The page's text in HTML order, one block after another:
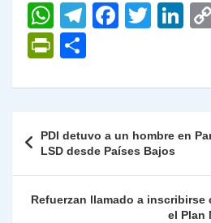
W
h
at
s
p
p
T
gr
m
F
e
o
o
k
T
er
Li
e
n
P
nt
Fr
ie
n
dl
m
ar
tir
de
entradas
PDI detuvo a un hombre en
LSD desde Países Bajos
Refuerzan llamado a
el Plan